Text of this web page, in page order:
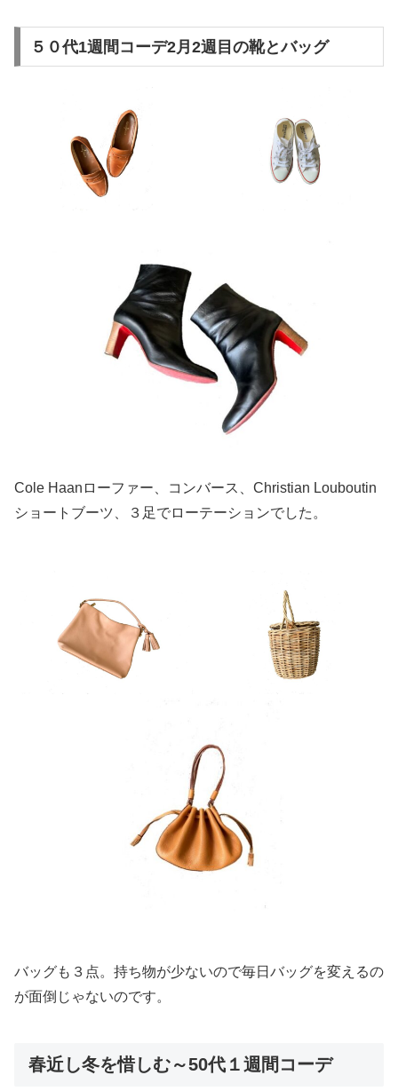
５０代1週間コーデ2月2週目の靴とバッグ
Cole Haanローファー、コンバース、Christian Louboutin
ショートブーツ、３足でローテーションでした。
バッグも３点。持ち物が少ないので毎日バッグを変えるの
が面倒じゃないのです。
春近し冬を惜しむ～50代１週間コーデ